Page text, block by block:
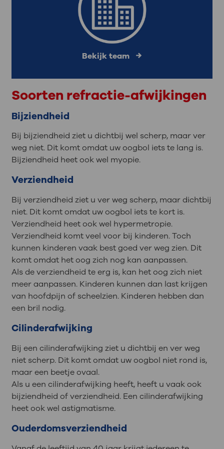
Bekijk team
Soorten refractie-afwijkingen
Bijziendheid
Bij bijziendheid ziet u dichtbij wel scherp, maar ver
weg niet. Dit komt omdat uw oogbol iets te lang is.
Bijziendheid heet ook wel myopie.
Verziendheid
Bij verziendheid ziet u ver weg scherp, maar dichtbij
niet. Dit komt omdat uw oogbol iets te kort is.
Verziendheid heet ook wel hypermetropie.
Verziendheid komt veel voor bij kinderen. Toch
kunnen kinderen vaak best goed ver weg zien. Dit
komt omdat het oog zich nog kan aanpassen.
Als de verziendheid te erg is, kan het oog zich niet
meer aanpassen. Kinderen kunnen dan last krijgen
van hoofdpijn of scheelzien. Kinderen hebben dan
een bril nodig.
Cilinderafwijking
Bij een cilinderafwijking ziet u dichtbij en ver weg
niet scherp. Dit komt omdat uw oogbol niet rond is,
maar een beetje ovaal.
Als u een cilinderafwijking heeft, heeft u vaak ook
bijziendheid of verziendheid. Een cilinderafwijking
heet ook wel astigmatisme.
Ouderdomsverziendheid